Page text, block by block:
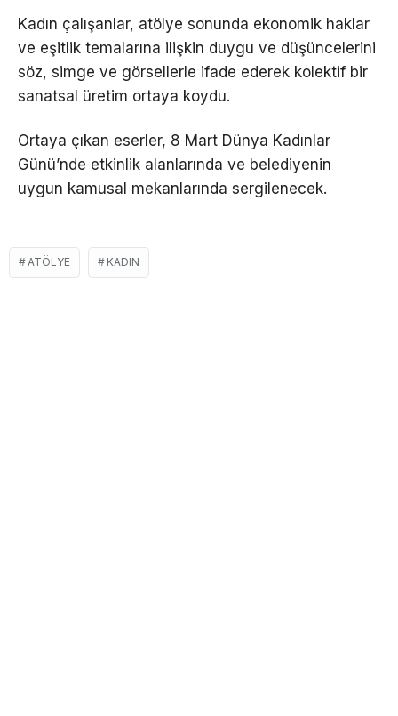
Kadın çalışanlar, atölye sonunda ekonomik haklar
ve eşitlik temalarına ilişkin duygu ve düşüncelerini
söz, simge ve görsellerle ifade ederek kolektif bir
sanatsal üretim ortaya koydu.
Ortaya çıkan eserler, 8 Mart Dünya Kadınlar
Günü’nde etkinlik alanlarında ve belediyenin
uygun kamusal mekanlarında sergilenecek.
ATÖLYE KADIN